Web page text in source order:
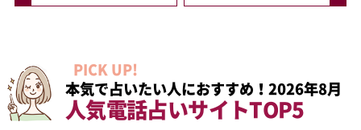
PICK UP!
本気で占いたい人におすすめ！2026年8月
人気電話占いサイトTOP5